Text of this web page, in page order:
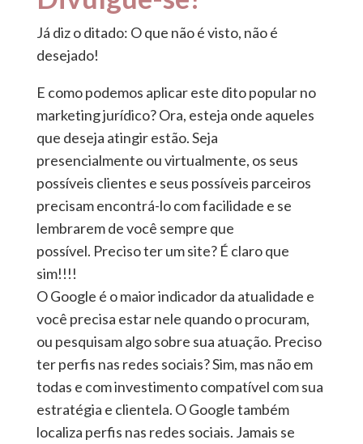
Já diz o ditado: O que não é visto, não é
desejado!
E como podemos aplicar este dito popular no
marketing jurídico? Ora, esteja onde aqueles
que deseja atingir estão. Seja
presencialmente ou virtualmente, os seus
possíveis clientes e seus possíveis parceiros
precisam encontrá-lo com facilidade e se
lembrarem de você sempre que
possível. Preciso ter um site? É claro que
sim!!!!
O Google é o maior indicador da atualidade e
você precisa estar nele quando o procuram,
ou pesquisam algo sobre sua atuação. Preciso
ter perfis nas redes sociais? Sim, mas não em
todas e com investimento compatível com sua
estratégia e clientela. O Google também
localiza perfis nas redes sociais. Jamais se